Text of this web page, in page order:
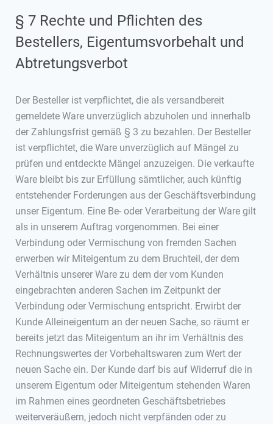
§ 7 Rechte und Pflichten des
Bestellers, Eigentumsvorbehalt und
Abtretungsverbot
Der Besteller ist verpflichtet, die als versandbereit
gemeldete Ware unverzüglich abzuholen und innerhalb
der Zahlungsfrist gemäß § 3 zu bezahlen. Der Besteller
ist verpflichtet, die Ware unverzüglich auf Mängel zu
prüfen und entdeckte Mängel anzuzeigen. Die verkaufte
Ware bleibt bis zur Erfüllung sämtlicher, auch künftig
entstehender Forderungen aus der Geschäftsverbindung
unser Eigentum. Eine Be- oder Verarbeitung der Ware gilt
als in unserem Auftrag vorgenommen. Bei einer
Verbindung oder Vermischung von fremden Sachen
erwerben wir Miteigentum zu dem Bruchteil, der dem
Verhältnis unserer Ware zu dem der vom Kunden
eingebrachten anderen Sachen im Zeitpunkt der
Verbindung oder Vermischung entspricht. Erwirbt der
Kunde Alleineigentum an der neuen Sache, so räumt er
bereits jetzt das Miteigentum an ihr im Verhältnis des
Rechnungswertes der Vorbehaltswaren zum Wert der
neuen Sache ein. Der Kunde darf bis auf Widerruf die in
unserem Eigentum oder Miteigentum stehenden Waren
im Rahmen eines geordneten Geschäftsbetriebes
weiterveräußern, jedoch nicht verpfänden oder zu